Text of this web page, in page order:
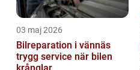
03 maj 2026
Bilreparation i vännäs
trygg service när bilen